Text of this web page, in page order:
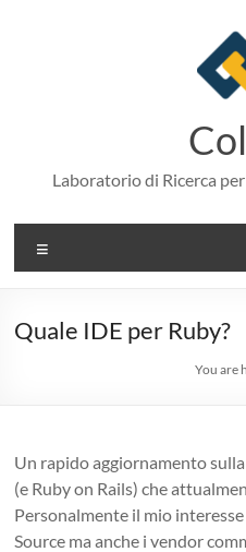
Laboratorio di Ricerca
Quale IDE per Ruby?
You are
Un rapido aggiornamento
(e Ruby on Rails) che
Personalmente il mio
Source ma anche i vendor